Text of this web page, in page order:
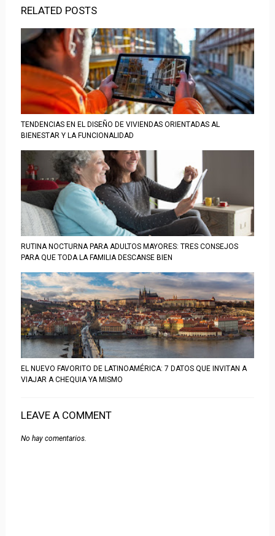
RELATED POSTS
TENDENCIAS EN EL DISEÑO DE VIVIENDAS ORIENTADAS AL
BIENESTAR Y LA FUNCIONALIDAD
RUTINA NOCTURNA PARA ADULTOS MAYORES: TRES CONSEJOS
PARA QUE TODA LA FAMILIA DESCANSE BIEN
EL NUEVO FAVORITO DE LATINOAMÉRICA: 7 DATOS QUE INVITAN A
VIAJAR A CHEQUIA YA MISMO
LEAVE A COMMENT
No hay comentarios.